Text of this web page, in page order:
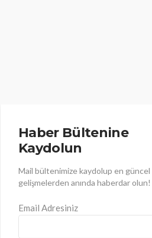
Haber Bültenine
Kaydolun
Mail bültenimize kaydolup en güncel
gelişmelerden anında haberdar olun!
Email Adresiniz